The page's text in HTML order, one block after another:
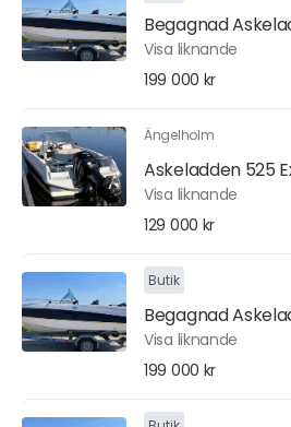
Begagnad
Visa liknande
199 000 kr
Ängelholm
Askeladden 525
Visa liknande
129 000 kr
Butik
Begagnad
Visa liknande
199 000 kr